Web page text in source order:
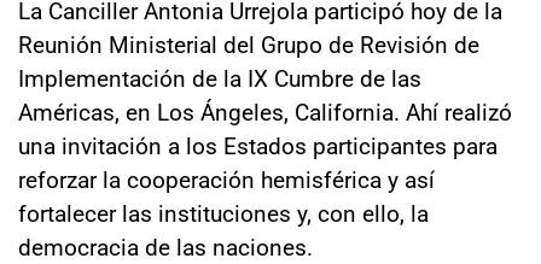
La Canciller Antonia Urrejola participó hoy de la
Reunión Ministerial del Grupo de Revisión de
Implementación de la IX Cumbre de las
Américas, en Los Ángeles, California. Ahí realizó
una invitación a los Estados participantes para
reforzar la cooperación hemisférica y así
fortalecer las instituciones y, con ello, la
democracia de las naciones.